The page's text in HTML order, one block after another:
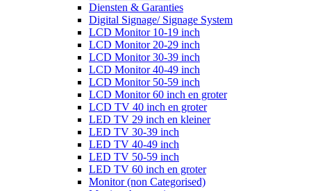
Diensten & Garanties
Digital Signage/ Signage System
LCD Monitor 10-19 inch
LCD Monitor 20-29 inch
LCD Monitor 30-39 inch
LCD Monitor 40-49 inch
LCD Monitor 50-59 inch
LCD Monitor 60 inch en groter
LCD TV 40 inch en groter
LED TV 29 inch en kleiner
LED TV 30-39 inch
LED TV 40-49 inch
LED TV 50-59 inch
LED TV 60 inch en groter
Monitor (non Categorised)